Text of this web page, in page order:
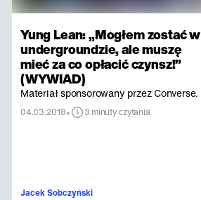
Yung Lean: „Mogłem zostać w
undergroundzie, ale muszę
mieć za co opłacić czynsz!”
(WYWIAD)
Materiał sponsorowany przez Converse.
04.03.2018• 3 minuty czytania
Jacek Sobczyński